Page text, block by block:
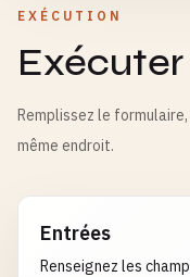
EXÉCUTION
Remplissez le
même endroit.
Entrées
Renseignez les